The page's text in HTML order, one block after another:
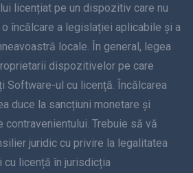
licențiat pe un dispozitiv care nu
încălcare a legislației aplicabile și a
locale. În general, legea
dispozitivelor pe care
Software-ul cu licență. Încălcarea
duce la sancțiuni monetare și
Trebuie să vă
juridic cu privire la legalitatea
licență în jurisdicția